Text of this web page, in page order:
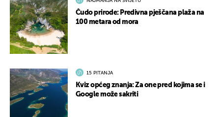
Čudo prirode: Predivna pješčana plaža na
100 metara od mora
15 PITANJA
Kviz općeg znanja: Za one pred kojima se i
Google može sakriti